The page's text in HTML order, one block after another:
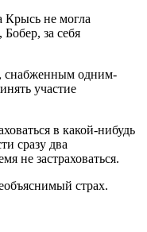
Крысь не могла
за себя
снабженным одним-
участие
в какой-нибудь
сразу два
не застраховаться.
страх.